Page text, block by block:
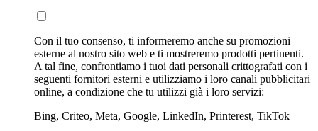
Con il tuo consenso, ti informeremo anche su promozioni
esterne al nostro sito web e ti mostreremo prodotti pertinenti.
A tal fine, confrontiamo i tuoi dati personali crittografati con i
seguenti fornitori esterni e utilizziamo i loro canali pubblicitari
online, a condizione che tu utilizzi già i loro servizi:
Bing, Criteo, Meta, Google, LinkedIn, Printerest, TikTok